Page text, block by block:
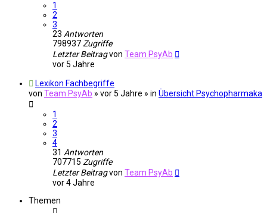
1
2
3
23 Antworten
798937 Zugriffe
Letzter Beitragvon Team PsyAb
vor 5 Jahre
Lexikon Fachbegriffe
von Team PsyAb » vor 5 Jahre » in Übersicht Psychopharmaka
1
2
3
4
31 Antworten
707715 Zugriffe
Letzter Beitragvon Team PsyAb
vor 4 Jahre
Themen